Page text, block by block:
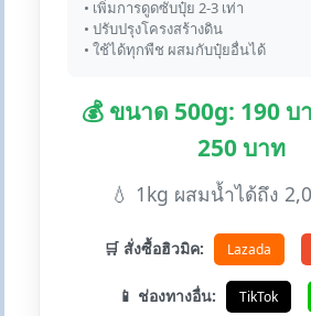
• เพิ่มการดูดซับปุ๋ย 2-3 เท่า
• ปรับปรุงโครงสร้างดิน
• ใช้ได้ทุกพืช ผสมกับปุ๋ยอื่นได้
💰 ขนาด 500g: 190
250 บาท
💧 1kg ผสมน้ำได้ถึง
🛒 สั่งซื้อฮิวมิค: Lazada
📱 ช่องทางอื่น: TikTok